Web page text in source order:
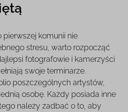
komunii nie
stresu, warto rozpocząć
fotografowie i kamerzyści
swoje terminarze.
poszczególnych artystów,
osobę. Każdy posiada inne
należy zadbać o to, aby